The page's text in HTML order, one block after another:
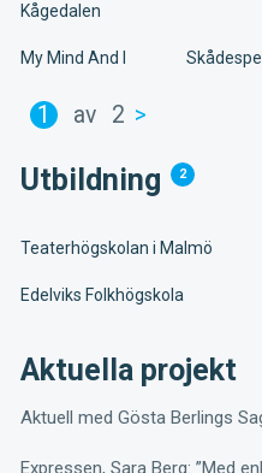
Kågedalen
My Mind And I
1 av 2 >
Utbildning 2
Teaterhögskolan i Malmö
Edelviks Folkhögskola
Aktuella projekt
Aktuell med Gösta Berlings
Expressen, Sara Berg: ”Med